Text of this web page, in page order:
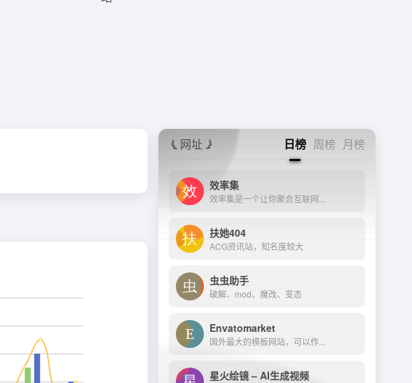
网址 日榜 周榜 月榜
效率集
效率集是一个让你聚合互联网...
扶她404
ACG资讯站，知名度较大
虫虫助手
破解、mod、魔改、变态
Envatomarket
国外最大的模板网站，可以作...
星火绘镜 – AI生成视频